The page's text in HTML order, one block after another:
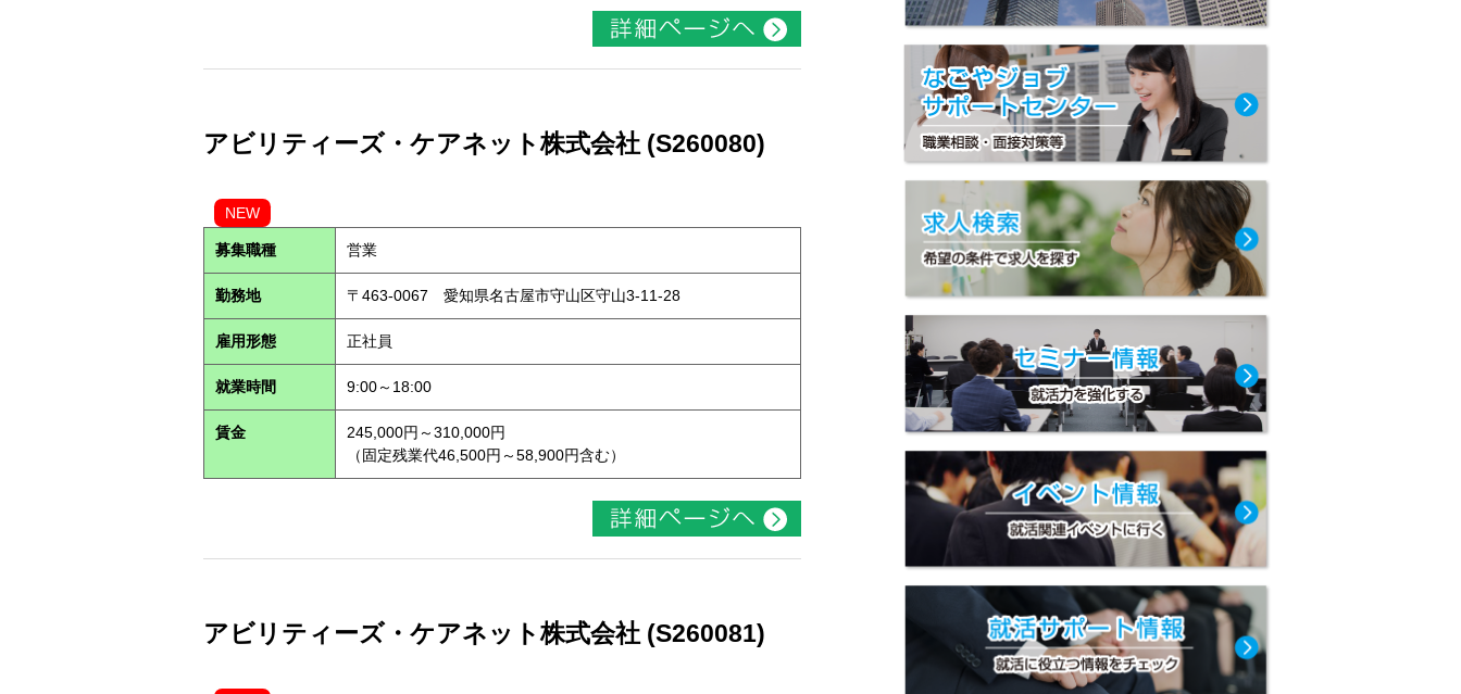
アビリティーズ・ケアネット株式会社 (S260080)
NEW
募集職種 営業
勤務地 〒463-0067 愛知県名古屋市守山区守山3-11-28
雇用形態 正社員
就業時間 9:00～18:00
賃金
245,000円～310,000円
（固定残業代46,500円～58,900円含む）
アビリティーズ・ケアネット株式会社 (S260081)